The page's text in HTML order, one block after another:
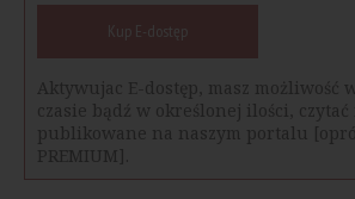
Kup E-dostęp
Aktywujac E-dostęp, masz możliwość
czasie bądź w określonej ilości, czytać
publikowane na naszym portalu
PREMIUM].